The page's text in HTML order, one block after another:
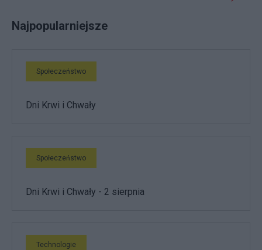
Najpopularniejsze
Społeczeństwo
Dni Krwi i Chwały
Społeczeństwo
Dni Krwi i Chwały - 2 sierpnia
Technologie